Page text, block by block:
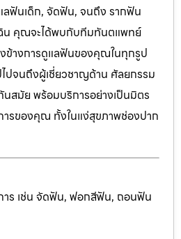
ฟันเด็ก, จัดฟัน, จนถึง รากฟัน
น คุณจะได้พบกับทีมทันตแพทย์
ข้างการดูแลฟันของคุณในทุกรูป
ปจนถึงผู้เชี่ยวชาญด้าน ศัลยกรรม
นสมัย พร้อมบริการอย่างเป็นมิตร
การของคุณ ทั้งในแง่สุขภาพช่องปาก
าร เช่น จัดฟัน, ฟอกสีฟัน, ถอนฟัน